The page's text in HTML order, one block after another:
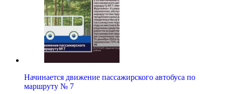
Начинается движение пассажирского автобуса по
маршруту № 7